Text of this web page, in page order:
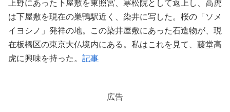
上野にあった下屋敷を東照宮、寒松院として返上し、高虎
は下屋敷を現在の巣鴨駅近く、染井に写した。桜の「ソメ
イヨシノ」発祥の地。この染井屋敷にあった石造物が、現
在板橋区の東京大仏境内にある。私はこれを見て、藤堂高
虎に興味を持った。 記事
広告